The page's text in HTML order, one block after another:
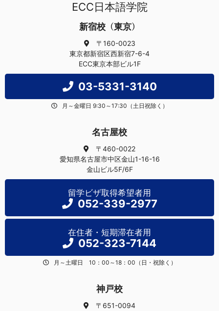
ECC日本語学院
新宿校（東京）
〒160-0023
東京都新宿区西新宿7-6-4
ECC東京本部ビル1F
03-5331-3140
月～金曜日 9:30～17:30（土日祝除く）
名古屋校
〒460-0022
愛知県名古屋市中区金山1-16-16
金山ビル5F/6F
留学ビザ取得希望者用
052-339-2977
在住者・短期滞在者用
052-323-7144
月～土曜日 10：00～18：00（日・祝除く）
神戸校
〒651-0094